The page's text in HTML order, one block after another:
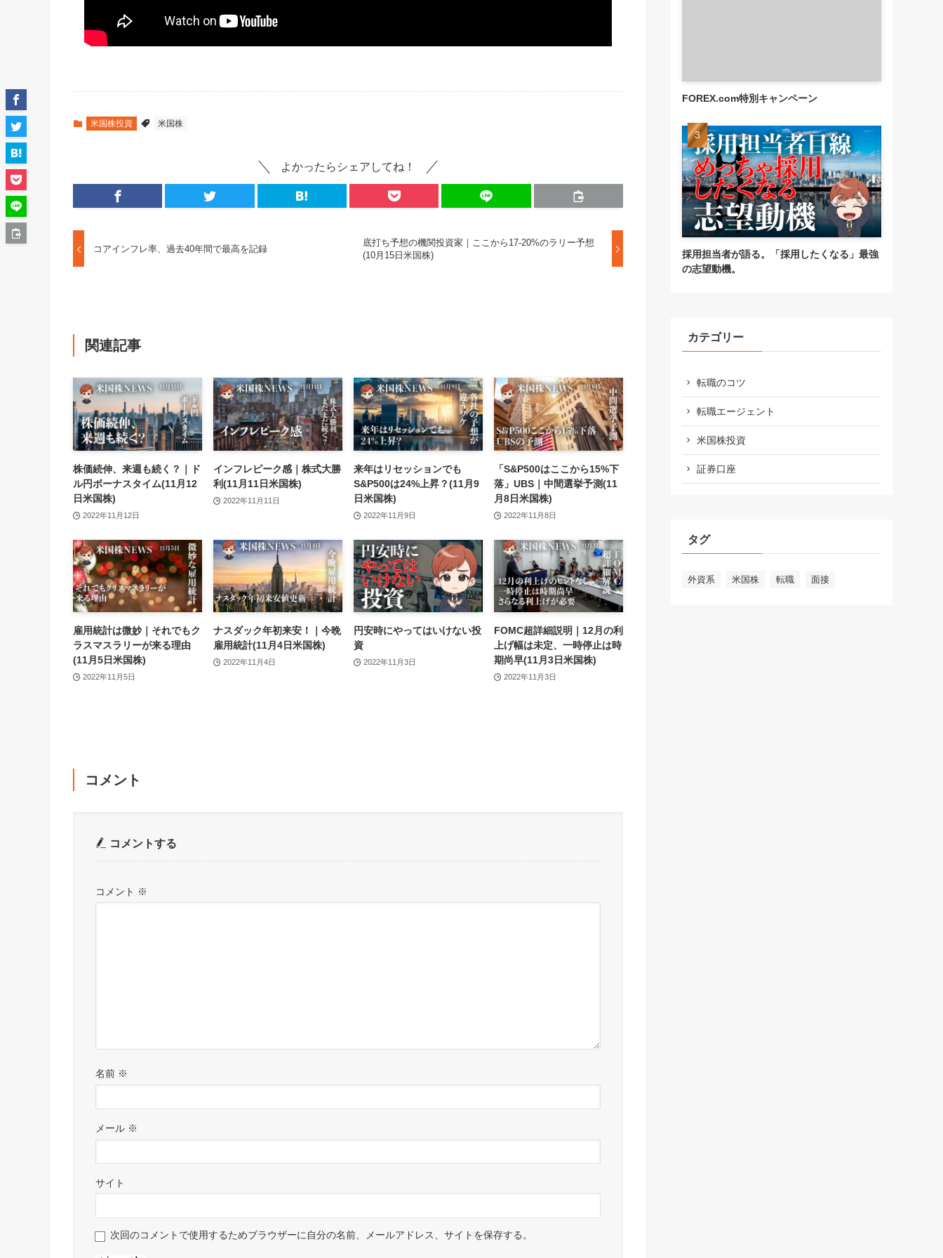
米国株投資 米国株
よかったらシェアしてね！
コアインフレ率、過去40年間で最高を記録
底打ち予想の機関投資家｜ここから17-20%のラリー予想
(10月15日米国株)
関連記事
株価続伸、来週も続く？｜ド
ル円ボーナスタイム(11月12
日米国株)
2022年11月12日
インフレピーク感｜株式大勝
利(11月11日米国株)
2022年11月11日
来年はリセッションでも
S&P500は24%上昇？(11月9
日米国株)
2022年11月9日
「S&P500はここから15%下
落」UBS｜中間選挙予測(11
月8日米国株)
2022年11月8日
雇用統計は微妙｜それでもク
ラスマスラリーが来る理由
(11月5日米国株)
2022年11月5日
ナスダック年初来安！｜今晩
雇用統計(11月4日米国株)
2022年11月4日
円安時にやってはいけない投
資
2022年11月3日
FOMC超詳細説明｜12月の利
上げ幅は未定、一時停止は時
期尚早(11月3日米国株)
2022年11月3日
コメント
コメントする
コメント ※
名前 ※
メール ※
サイト
次回のコメントで使用するためブラウザーに自分の名前、メールアドレス、サイトを保存する。
FOREX.com特別キャンペーン
採用担当者が語る。「採用したくなる」最強
の志望動機。
カテゴリー
転職のコツ
転職エージェント
米国株投資
証券口座
タグ
外資系 米国株 転職 面接